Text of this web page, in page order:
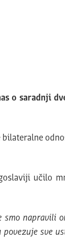
o saradnji
učilo
smo napravili
sve